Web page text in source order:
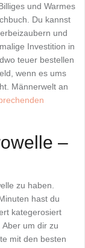
und Warmes
Du kannst
und
Investition in
teuer bestellen
wenn es ums
Männerwelt an
–
zu haben.
hast du
kategerosiert
um dir zu
mit den besten